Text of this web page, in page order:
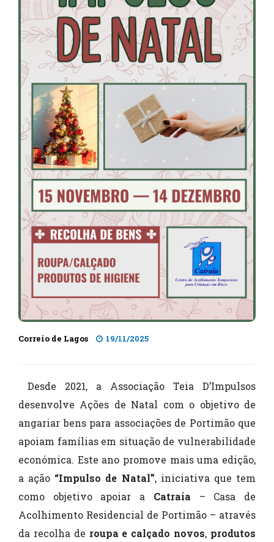
Correio de Lagos 19/11/2025
Desde 2021, a Associação Teia D’Impulsos
desenvolve Ações de Natal com o objetivo de
angariar bens para associações de Portimão que
apoiam famílias em situação de vulnerabilidade
económica. Este ano promove mais uma edição,
a ação “Impulso de Natal”, iniciativa que tem
como objetivo apoiar a Catraia – Casa de
Acolhimento Residencial de Portimão – através
da recolha de roupa e calçado novos, produtos